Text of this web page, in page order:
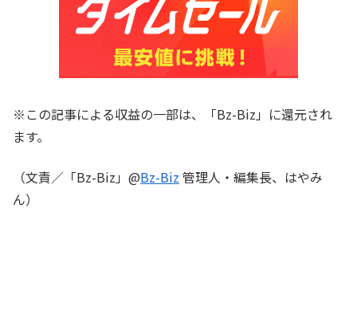
※この記事による収益の一部は、「Bz-Biz」に還元され
ます。
（文責／「Bz-Biz」@Bz-Biz 管理人・編集長、はやみ
ん）